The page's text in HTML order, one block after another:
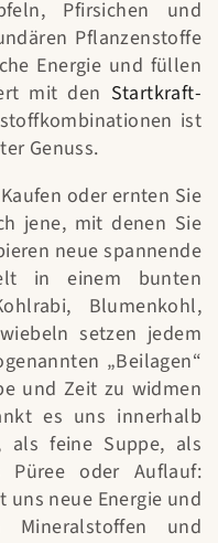
Pfirsichen und
Pflanzenstoffe
Energie und füllen
mit den Startkraft-
ist
Genuss.
oder ernten Sie
jene, mit denen Sie
neue spannende
in einem bunten
Blumenkohl,
setzen jedem
„Beilagen“
und Zeit zu widmen
es uns innerhalb
als feine Suppe, als
Püree oder Auflauf:
uns neue Energie und
und